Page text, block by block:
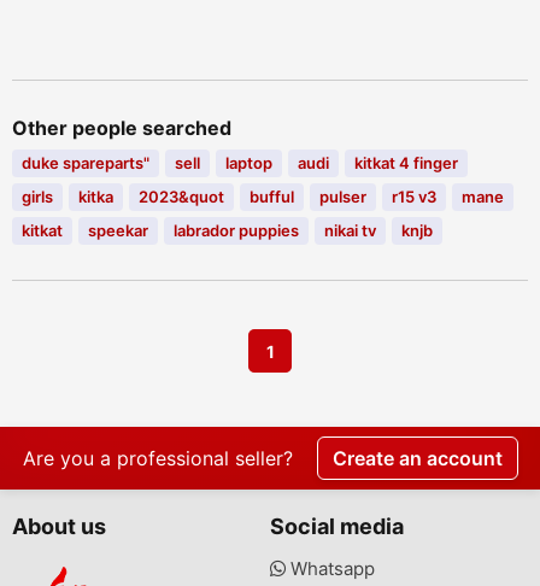
Other people searched
duke spareparts" sell laptop audi
kitkat 4 finger
girls
kitka 2023&quot bufful pulser r15 v3
mane
kitkat
speekar labrador puppies nikai tv knjb
1
Are you a professional seller? Create an account
About us Social media
Whatsapp